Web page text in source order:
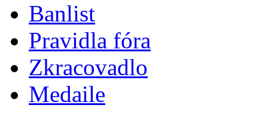
Banlist
Pravidla fóra
Zkracovadlo
Medaile